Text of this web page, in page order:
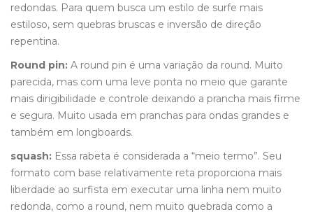
redondas. Para quem busca um estilo de surfe mais
estiloso, sem quebras bruscas e inversão de direção
repentina.
Round pin: A round pin é uma variação da round. Muito
parecida, mas com uma leve ponta no meio que garante
mais dirigibilidade e controle deixando a prancha mais firme
e segura. Muito usada em pranchas para ondas grandes e
também em longboards.
squash: Essa rabeta é considerada a “meio termo”. Seu
formato com base relativamente reta proporciona mais
liberdade ao surfista em executar uma linha nem muito
redonda, como a round, nem muito quebrada como a